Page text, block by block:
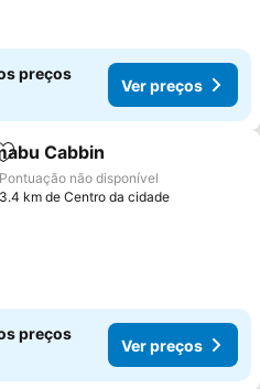
preços
Ver preços
Adicionar aos favoritos
Cabbin
Pontuação não disponível
km de Centro da cidade
preços
Ver preços